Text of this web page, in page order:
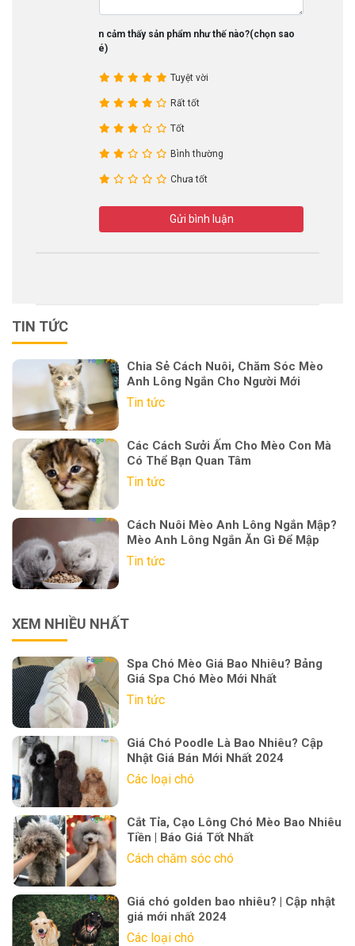
Bạn cảm thấy sản phẩm như thế nào?(chọn sao
nhé)
Tuyệt vời
Rất tốt
Tốt
Bình thường
Chưa tốt
Gửi bình luận
TIN TỨC
Chia Sẻ Cách Nuôi, Chăm Sóc Mèo
Anh Lông Ngắn Cho Người Mới
Tin tức
Các Cách Sưởi Ấm Cho Mèo Con Mà
Có Thể Bạn Quan Tâm
Tin tức
Cách Nuôi Mèo Anh Lông Ngắn Mập?
Mèo Anh Lông Ngắn Ăn Gì Để Mập
Tin tức
XEM NHIỀU NHẤT
Spa Chó Mèo Giá Bao Nhiêu? Bảng
Giá Spa Chó Mèo Mới Nhất
Tin tức
Giá Chó Poodle Là Bao Nhiêu? Cập
Nhật Giá Bán Mới Nhất 2024
Các loại chó
Cắt Tỉa, Cạo Lông Chó Mèo Bao Nhiêu
Tiền | Báo Giá Tốt Nhất
Cách chăm sóc chó
Giá chó golden bao nhiêu? | Cập nhật
giá mới nhất 2024
Các loại chó